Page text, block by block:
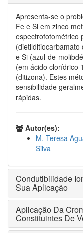
Apresenta-se o
Fe e Si em zinco
espectrofotométrico
e Si (azul-de-
(em ácido clorídrico
(ditizona). Estes
sensibilidade
rápidas.
Autor(es):
M. Teresa
Silva
Condutibilidade
Sua Aplicação
Aplicação Da
Constituintes De